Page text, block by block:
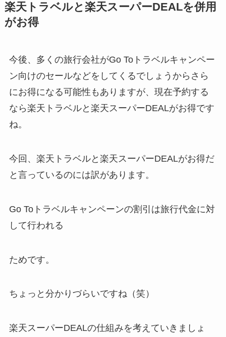
楽天トラベルと楽天スーパーDEALを併用
がお得
今後、多くの旅行会社がGo Toトラベルキャンペー
ン向けのセールなどをしてくるでしょうからさら
にお得になる可能性もありますが、現在予約する
なら楽天トラベルと楽天スーパーDEALがお得です
ね。
今回、楽天トラベルと楽天スーパーDEALがお得だ
と言っているのには訳があります。
Go Toトラベルキャンペーンの割引は旅行代金に対
して行われる
ためです。
ちょっと分かりづらいですね（笑）
楽天スーパーDEALの仕組みを考えていきましょ